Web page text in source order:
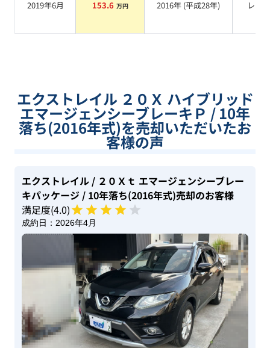
2019年6月 153.6 万円 2016年 (平成28年) レッド
エクストレイル ２０Ｘ ハイブリッド
エマージェンシーブレーキＰ / 10年
落ち(2016年式)を売却いただいたお
客様の声
エクストレイル / ２０Ｘｔ エマージェンシーブレー
キパッケージ / 10年落ち(2016年式)売却のお客様
満足度(4.0)
成約日： 2026年4月